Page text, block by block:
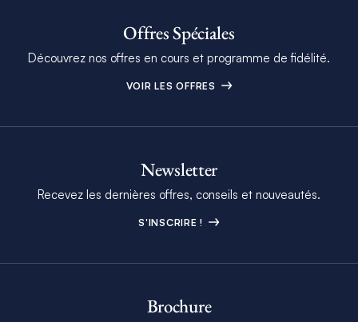
Offres Spéciales
Découvrez nos offres en cours et programme de fidélité.
VOIR LES OFFRES
Newsletter
Recevez les dernières offres, conseils et nouveautés.
S'INSCRIRE !
Brochure